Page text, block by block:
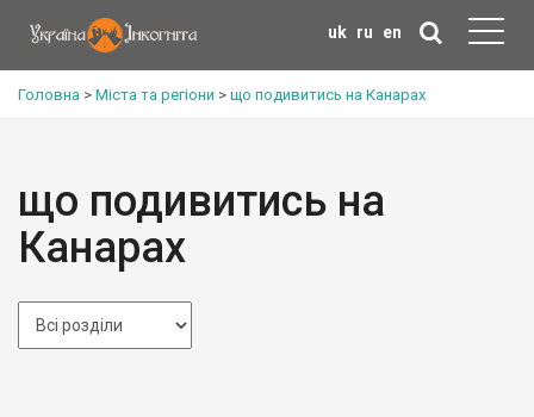
uk ru en
Головна > Міста та регіони > що подивитись на Канарах
що подивитись на
Канарах